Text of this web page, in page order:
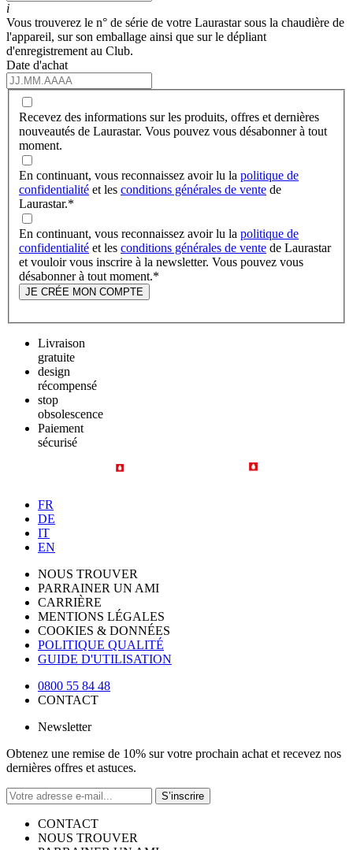
i
Vous trouverez le n° de série de votre Laurastar sous la chaudière de
l'appareil, sur son emballage ainsi que sur le dépliant
d'enregistrement au Club.
Date d'achat
Recevez des informations sur les produits, offres et dernières
nouveautés de Laurastar. Vous pouvez vous désabonner à tout
moment.
En continuant, vous reconnaissez avoir lu la politique de
confidentialité et les conditions générales de vente de
Laurastar.*
En continuant, vous reconnaissez avoir lu la politique de
confidentialité et les conditions générales de vente de Laurastar
et vouloir vous inscrire à la newsletter. Vous pouvez vous
désabonner à tout moment.*
JE CRÉE MON COMPTE
Livraison
gratuite
design
récompensé
stop
obsolescence
Paiement
sécurisé
FR
DE
IT
EN
NOUS TROUVER
PARRAINER UN AMI
CARRIÈRE
MENTIONS LÉGALES
COOKIES & DONNÉES
POLITIQUE QUALITÉ
GUIDE D'UTILISATION
0800 55 84 48
CONTACT
Newsletter
Obtenez une remise de 10% sur votre prochain achat et recevez nos
dernières offres et astuces.
S’inscrire
CONTACT
NOUS TROUVER